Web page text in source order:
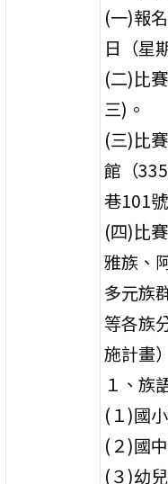
(一)報
日（星
(二)比
三)。
(三)比
館（
巷101
(四)比
雅族、
多元族
等各族
施計畫
１、族
(１)國
(２)國
(３)幼